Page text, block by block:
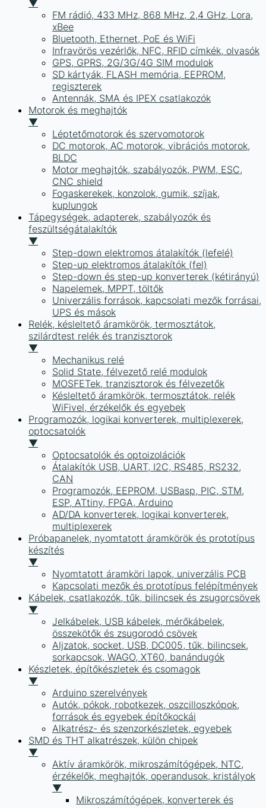
▼
FM rádió, 433 MHz, 868 MHz, 2,4 GHz, Lora,
xBee
Bluetooth, Ethernet, PoE és WiFi
Infravörös vezérlők, NFC, RFID címkék, olvasók
GPS, GPRS, 2G/3G/4G SIM modulok
SD kártyák, FLASH memória, EEPROM,
regiszterek
Antennák, SMA és IPEX csatlakozók
Motorok és meghajtók
▼
Léptetőmotorok és szervomotorok
DC motorok, AC motorok, vibrációs motorok,
BLDC
Motor meghajtók, szabályozók, PWM, ESC,
CNC shield
Fogaskerekek, konzolok, gumik, szíjak,
kuplungok
Tápegységek, adapterek, szabályozók és
feszültségátalakítók
▼
Step-down elektromos átalakítók (lefelé)
Step-up elektromos átalakítók (fel)
Step-down és step-up konverterek (kétirányú)
Napelemek, MPPT, töltők
Univerzális források, kapcsolati mezők forrásai,
UPS és mások
Relék, késleltető áramkörök, termosztátok,
szilárdtest relék és tranzisztorok
▼
Mechanikus relé
Solid State, félvezető relé modulok
MOSFETek, tranzisztorok és félvezetők
Késleltető áramkörök, termosztátok, relék
WiFivel, érzékelők és egyebek
Programozók, logikai konverterek, multiplexerek,
optocsatolók
▼
Optocsatolók és optoizolációk
Átalakítók USB, UART, I2C, RS485, RS232,
CAN
Programozók, EEPROM, USBasp, PIC, STM,
ESP, ATtiny, FPGA, Arduino
AD/DA konverterek, logikai konverterek,
multiplexerek
Próbapanelek, nyomtatott áramkörök és prototípus
készítés
▼
Nyomtatott áramköri lapok, univerzális PCB
Kapcsolati mezők és prototípus felépítmények
Kábelek, csatlakozók, tűk, bilincsek és zsugorcsövek
▼
Jelkábelek, USB kábelek, mérőkábelek,
összekötők és zsugorodó csövek
Aljzatok, socket, USB, DC005, tűk, bilincsek,
sorkapcsok, WAGO, XT60, banándugók
Készletek, építőkészletek és csomagok
▼
Arduino szerelvények
Autók, pókok, robotkezek, oszcilloszkópok,
források és egyebek építőkockái
Alkatrész- és szenzorkészletek, egyebek
SMD és THT alkatrészek, külön chipek
▼
Aktív áramkörök, mikroszámítógépek, NTC,
érzékelők, meghajtók, operandusok, kristályok
▼
Mikroszámítógépek, konverterek és